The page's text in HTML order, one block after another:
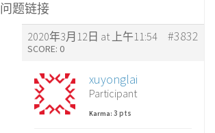
问题链接
2020年3月12日 at 上午11:54 #3832
SCORE: 0
xuyonglai
Participant
Karma: 3 pts